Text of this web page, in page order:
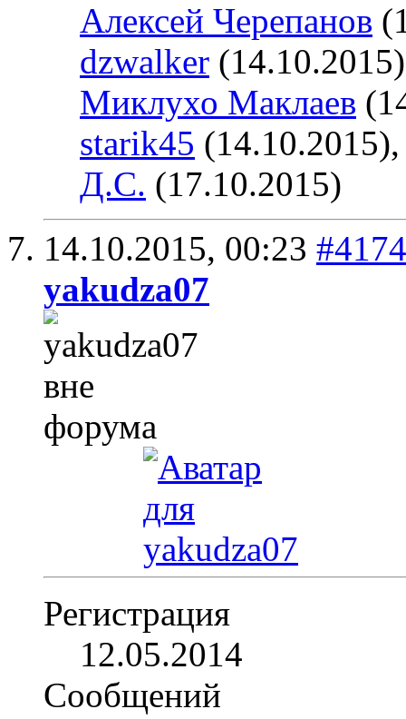
Алексей Черепанов
dzwalker
Миклухо Маклаев
starik45
Д.С. (17.10.2015)
14.10.2015, 00:23 #4174
yakudza07
Регистрация
12.05.2014
Сообщений